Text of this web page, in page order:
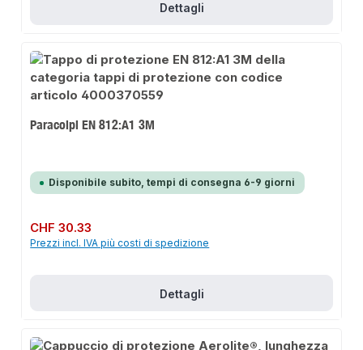
Dettagli
Paracolpi EN 812:A1 3M
Disponibile subito, tempi di consegna 6-9 giorni
Prezzo normale:
CHF 30.33
Prezzi incl. IVA più costi di spedizione
Dettagli